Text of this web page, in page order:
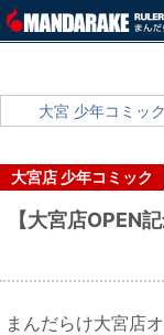
大宮 少年コミック
大宮店 少年コミック
【大宮店OPEN
まんだらけ大宮店